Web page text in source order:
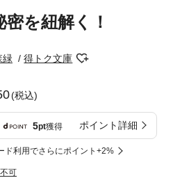
を紐解く！
緑 得トク文庫
(税込)
5pt獲得 ポイント詳細
ド利用でさらにポイント+2%
可